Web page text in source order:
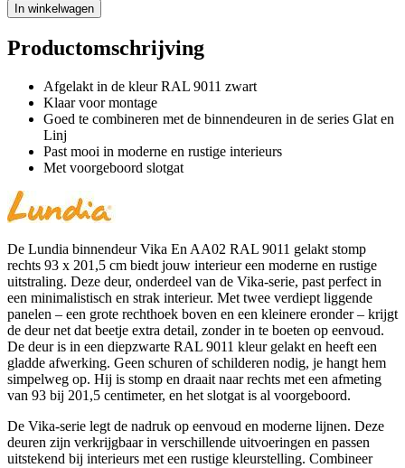
In winkelwagen
Productomschrijving
Afgelakt in de kleur RAL 9011 zwart
Klaar voor montage
Goed te combineren met de binnendeuren in de series Glat en
Linj
Past mooi in moderne en rustige interieurs
Met voorgeboord slotgat
De Lundia binnendeur Vika En AA02 RAL 9011 gelakt stomp
rechts 93 x 201,5 cm biedt jouw interieur een moderne en rustige
uitstraling. Deze deur, onderdeel van de Vika-serie, past perfect in
een minimalistisch en strak interieur. Met twee verdiept liggende
panelen – een grote rechthoek boven en een kleinere eronder – krijgt
de deur net dat beetje extra detail, zonder in te boeten op eenvoud.
De deur is in een diepzwarte RAL 9011 kleur gelakt en heeft een
gladde afwerking. Geen schuren of schilderen nodig, je hangt hem
simpelweg op. Hij is stomp en draait naar rechts met een afmeting
van 93 bij 201,5 centimeter, en het slotgat is al voorgeboord.
De Vika-serie legt de nadruk op eenvoud en moderne lijnen. Deze
deuren zijn verkrijgbaar in verschillende uitvoeringen en passen
uitstekend bij interieurs met een rustige kleurstelling. Combineer